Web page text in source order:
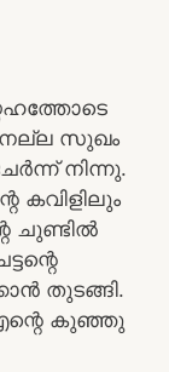
നല്ല സുഖം
നിന്നു.
കവിളിലും
ചുണ്ടിൽ
തുടങ്ങി.
കുഞ്ഞു